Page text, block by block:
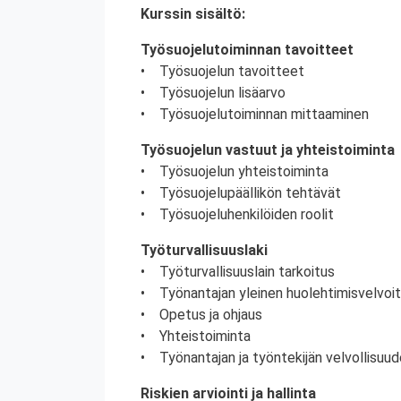
Kurssin sisältö:
Työsuojelutoiminnan tavoitteet
• Työsuojelun tavoitteet
• Työsuojelun lisäarvo
• Työsuojelutoiminnan mittaaminen
Työsuojelun vastuut ja yhteistoiminta
• Työsuojelun yhteistoiminta
• Työsuojelupäällikön tehtävät
• Työsuojeluhenkilöiden roolit
Työturvallisuuslaki
• Työturvallisuuslain tarkoitus
• Työnantajan yleinen
• Opetus ja ohjaus
• Yhteistoiminta
• Työnantajan ja työntekijän
Riskien arviointi ja hallinta